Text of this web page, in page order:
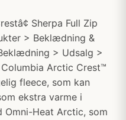
Sherpa Full Zip
> Beklædning &
> Udsalg >
Arctic Crest™
fleece, som kan
ekstra varme i
Omni-Heat Arctic, som